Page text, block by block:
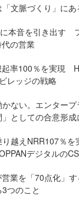
文脈づくり」にあ
に本音を引き出す
の営業
起率100％を実現
レッジの戦略
ない。エンター
」としての合意形成
り越えNRR107％
デジタルの
営業を「70点化」
つのこと